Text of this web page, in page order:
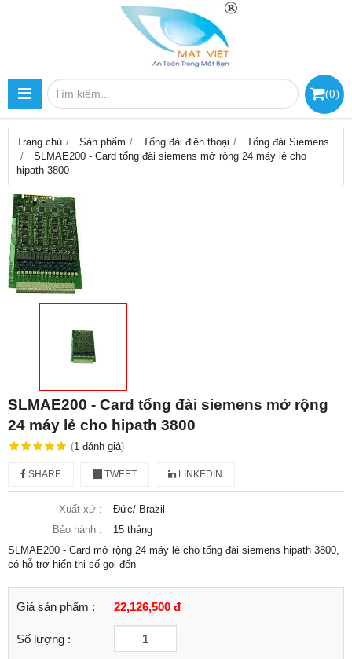
(0)
Trang chủ Sản phẩm Tổng đài điện thoại
Tổng đài Siemens
SLMAE200 - Card tổng đài siemens mở rộng 24 máy lẻ cho
hipath 3800
SLMAE200 - Card tổng đài siemens mở rộng
24 máy lẻ cho hipath 3800
(1 đánh giá)
SHARE TWEET LINKEDIN
Xuất xứ :
Đức/ Brazil
Bảo hành :
15 tháng
SLMAE200 - Card mở rộng 24 máy lẻ cho tổng đài siemens hipath 3800,
có hỗ trợ hiển thị số gọi đến
Giá sản phẩm : 22,126,500 đ
Số lượng :